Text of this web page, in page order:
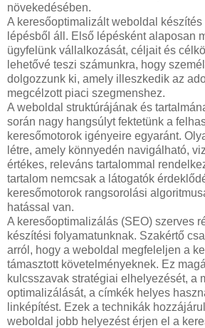
növekedésében.
A keresőoptimalizált weboldal készítés
lépésből áll. Első lépésként alaposan
ügyfelünk vállalkozását, céljait és
lehetővé teszi számunkra, hogy
dolgozzunk ki, amely illeszkedik az
megcélzott piaci szegmenshez.
A weboldal struktúrájának és
során nagy hangsúlyt fektetünk a
keresőmotorok igényeire egyaránt.
létre, amely könnyedén navigálható,
értékes, releváns tartalommal
tartalom nemcsak a látogatók
keresőmotorok rangsorolási
hatással van.
A keresőoptimalizálás (SEO) szerves
készítési folyamatunknak. Szakértő
arról, hogy a weboldal megfeleljen a
támasztott követelményeknek. Ez
kulcsszavak stratégiai elhelyezését, a
optimalizálását, a címkék helyes
linképítést. Ezek a technikák
weboldal jobb helyezést érjen el a